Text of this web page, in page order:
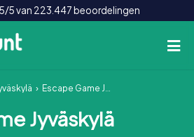
5 van 223.447 beoordelingen
Escape Game Jyväskylä
Jyväskylä